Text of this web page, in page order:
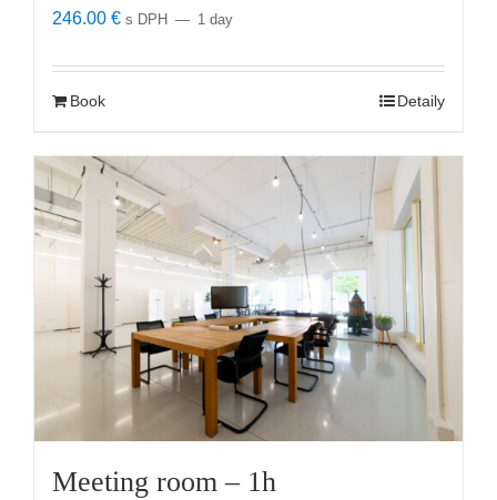
246.00 € s DPH 1 day
Book Detaily
Meeting room – 1h